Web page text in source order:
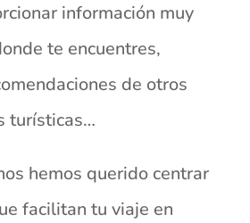
información muy
te encuentres,
de otros
turísticas…
hemos querido centrar
facilitan tu viaje en